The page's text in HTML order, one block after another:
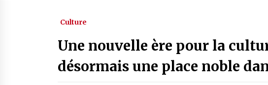
4 ans ago
Mythes et croyances / L’hospitalité
des montagnards
Culture
Une nouvelle ère pour la
désormais une place noble